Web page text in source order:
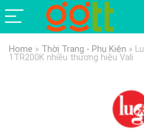
Home » Thời Trang - Phụ Kiện »
1TR200K nhiều thương hiệu Vali